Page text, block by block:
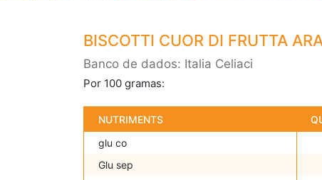
BISCOTTI CUOR DI FRUTTA
Banco de dados: Italia Celiaci
Por 100 gramas:
NUTRIMENTS
glu co
Glu sep